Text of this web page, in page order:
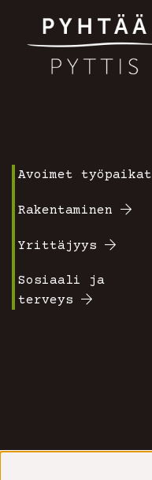
valikko
Avoimet työpaikat
Rakentaminen
Yrittäjyys
Sosiaali ja
terveys